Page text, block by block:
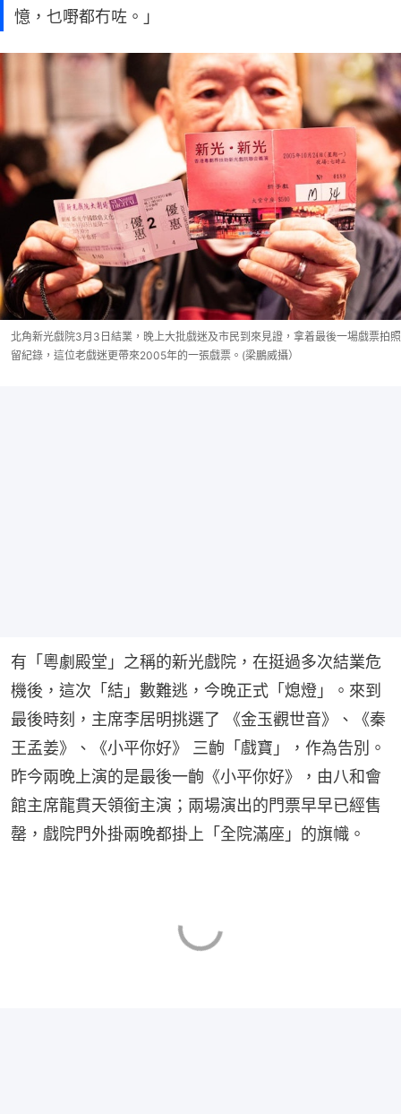
憶，乜嘢都冇咗。」
北角新光戲院3月3日結業，晚上大批戲迷及市民到來見證，拿着最後一場戲票拍照
留紀錄，這位老戲迷更帶來2005年的一張戲票。(梁鵬威攝）
有「粵劇殿堂」之稱的新光戲院，在挺過多次結業危
機後，這次「結」數難逃，今晚正式「熄燈」。來到
最後時刻，主席李居明挑選了 《金玉觀世音》、《秦
王孟姜》、《小平你好》 三齣「戲寶」，作為告別。
昨今兩晚上演的是最後一齣《小平你好》，由八和會
館主席龍貫天領銜主演；兩場演出的門票早早已經售
罄，戲院門外掛兩晚都掛上「全院滿座」的旗幟。